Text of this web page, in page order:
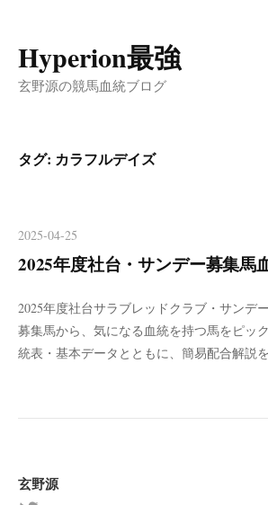
コ
ン
ツ
へ
ッ
プ
Hyperion最強
玄野源の競馬血統ブログ
タグ: カラフルデイズ
2025-04-25
2025年度社台・サンデー募集馬
2025年度社台サラブレッドクラブ・サンデ
募集馬から、気になる血統を持つ馬をピッ
統表・基本データとともに、簡易配合解説を
玄野源